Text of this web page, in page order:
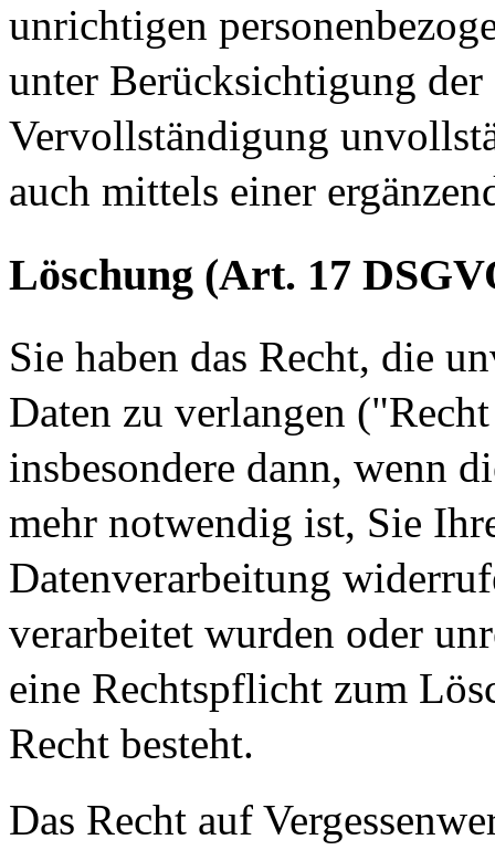
unrichtigen
unter Berücksichtigung
Vervollständigung
auch mittels einer
Löschung (Art. 17
Sie haben das Recht, die
Daten zu verlangen
insbesondere dann, wenn
mehr notwendig ist, Sie
Datenverarbeitung
verarbeitet wurden oder
eine Rechtspflicht zum
Recht besteht.
Das Recht auf